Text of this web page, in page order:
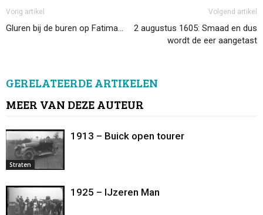
Vorig artikel
Gluren bij de buren op Fatima…
Volgend artikel
2 augustus 1605: Smaad en dus
wordt de eer aangetast
GERELATEERDE ARTIKELEN
MEER VAN DEZE AUTEUR
Straten
1913 – Buick open tourer
1925 – IJzeren Man